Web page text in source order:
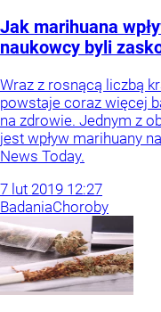
Jak marihuana
naukowcy byli
Wraz z rosnącą liczbą
powstaje coraz więcej
na zdrowie. Jednym z
jest wpływ marihuany
News Today.
7 lut 2019 12:27
BadaniaChoroby